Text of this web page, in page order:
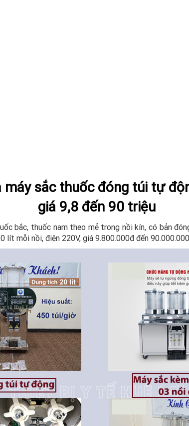
máy sắc thuốc đóng túi tự
giá 9,8 đến 90 triệu
bắc, thuốc nam theo mẻ trong nồi kín, có bản
lít mỗi nồi, điện 220V, giá 9.800.000đ đến